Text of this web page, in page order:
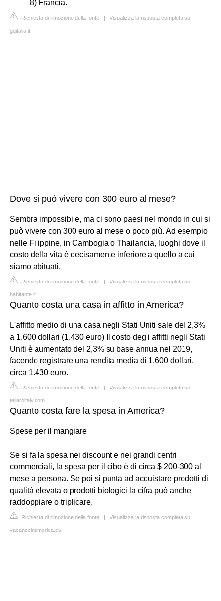
8) Francia.
Richiesta di rimozione della fonte | Visualizza la risposta completa su
gqitalia.it
Dove si può vivere con 300 euro al mese?
Sembra impossibile, ma ci sono paesi nel mondo in cui si
può vivere con 300 euro al mese o poco più. Ad esempio
nelle Filippine, in Cambogia o Thailandia, luoghi dove il
costo della vita è decisamente inferiore a quello a cui
siamo abituati.
Richiesta di rimozione della fonte | Visualizza la risposta completa su
habitante.it
Quanto costa una casa in affitto in America?
L'affitto medio di una casa negli Stati Uniti sale del 2,3%
a 1.600 dollari (1.430 euro) Il costo degli affitti negli Stati
Uniti è aumentato del 2,3% su base annua nel 2019,
facendo registrare una rendita media di 1.600 dollari,
circa 1.430 euro.
Richiesta di rimozione della fonte | Visualizza la risposta completa su
tellaroitaly.com
Quanto costa fare la spesa in America?
Spese per il mangiare
Se si fa la spesa nei discount e nei grandi centri
commerciali, la spesa per il cibo è di circa $ 200-300 al
mese a persona. Se poi si punta ad acquistare prodotti di
qualità elevata o prodotti biologici la cifra può anche
raddoppiare o triplicare.
Richiesta di rimozione della fonte | Visualizza la risposta completa su
vacanzeinamerica.eu